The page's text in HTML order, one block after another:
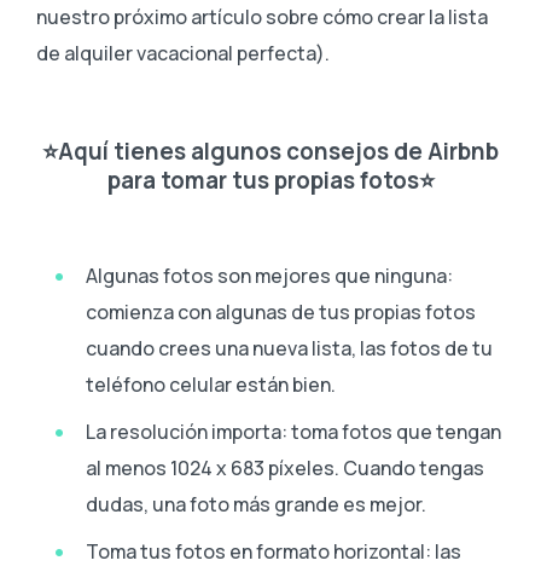
nuestro próximo artículo sobre cómo crear la lista
de alquiler vacacional perfecta).
⭐Aquí tienes algunos consejos de Airbnb
para tomar tus propias fotos⭐
Algunas fotos son mejores que ninguna:
comienza con algunas de tus propias fotos
cuando crees una nueva lista, las fotos de tu
teléfono celular están bien.
La resolución importa: toma fotos que tengan
al menos 1024 x 683 píxeles. Cuando tengas
dudas, una foto más grande es mejor.
Toma tus fotos en formato horizontal: las